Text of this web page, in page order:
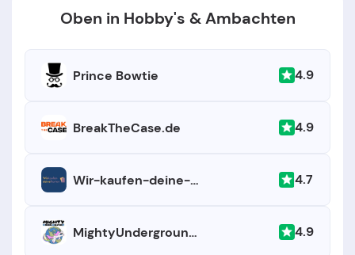
Oben in Hobby's & Ambachten
Prince Bowtie 4.9
BreakTheCase.de 4.9
Wir-kaufen-deine-karten 4.7
MightyUnderground.com 4.9